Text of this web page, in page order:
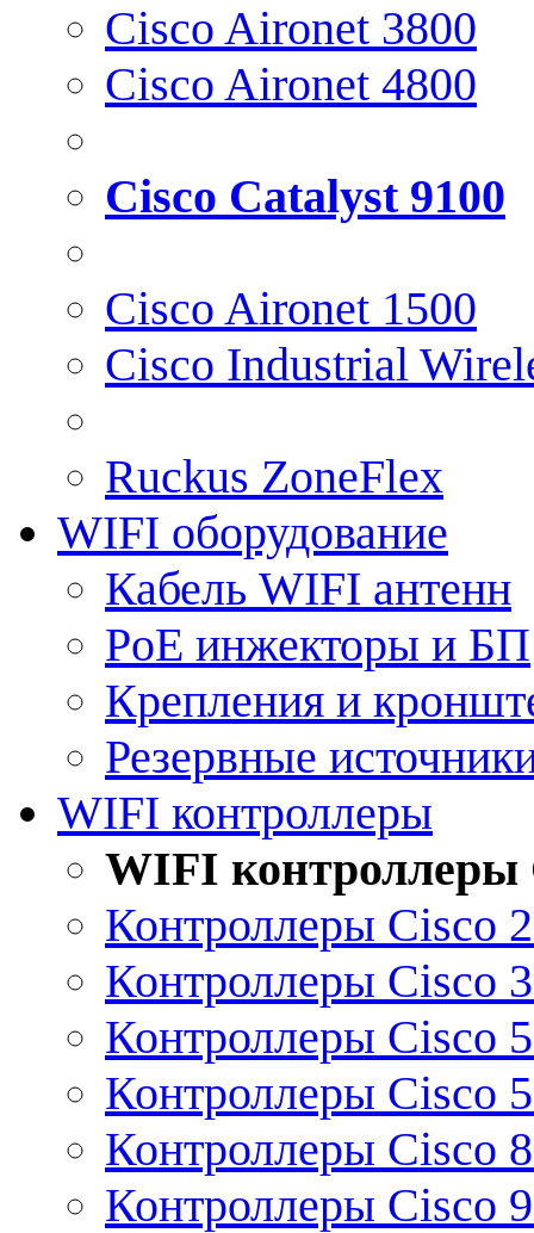
Cisco Aironet 3800
Cisco Aironet 4800
Cisco Catalyst 9100
Cisco Aironet 1500
Cisco Industrial
Ruckus ZoneFlex
WIFI оборудование
Кабель WIFI антенн
PoE инжекторы и БП
Крепления и
Резервные
WIFI контроллеры
WIFI контроллеры
Контроллеры Cisco
Контроллеры Cisco
Контроллеры Cisco
Контроллеры Cisco
Контроллеры Cisco
Контроллеры Cisco